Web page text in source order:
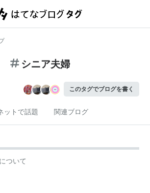
シニア夫婦
このタグでブログを書く
ットで話題 関連ブログ
ついて